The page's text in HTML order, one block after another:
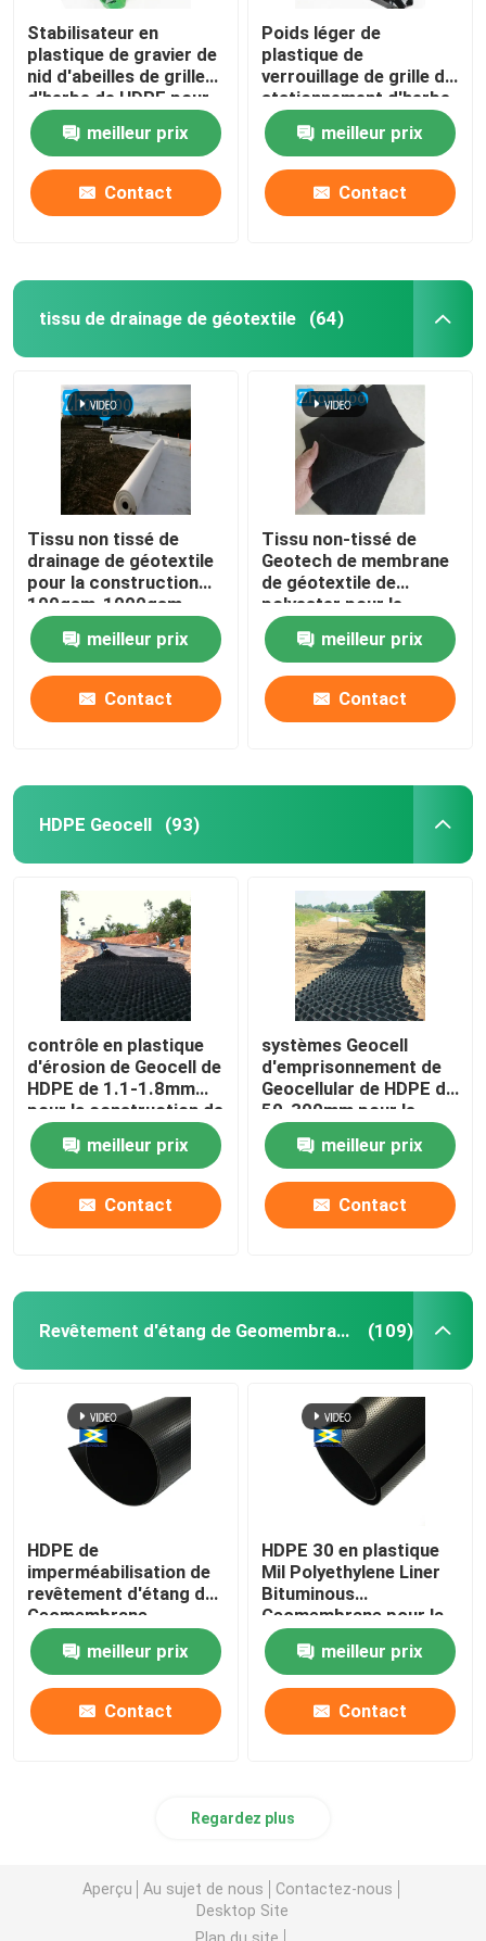
Stabilisateur en
plastique de gravier de
nid d'abeilles de grille
d'herbe de HDPE pour
le parking de paysage
meilleur prix
Contact
Poids léger de
plastique de
verrouillage de grille de
stationnement d'herbe
de machines à paver de
grille de Geomeilleur prix
Contact
tissu de drainage de géotextile (64)
Tissu non tissé de
drainage de géotextile
pour la construction
100gsm-1000gsm
meilleur prix
Contact
Tissu non-tissé de
Geotech de membrane
de géotextile de
polyester pour le
drainage
meilleur prix
Contact
HDPE Geocell (93)
contrôle en plastique
d'érosion de Geocell de
HDPE de 1.1-1.8mm
pour la construction de
routes
meilleur prix
Contact
systèmes Geocell
d'emprisonnement de
Geocellular de HDPE de
50-300mm pour le
renfort au sol
meilleur prix
Contact
Revêtement d'étang de Geomembrane (109)
HDPE de
imperméabilisation de
revêtement d'étang de
Geomembrane
d'Underlayment pour le
réservoir de barrage
meilleur prix
Contact
HDPE 30 en plastique
Mil Polyethylene Liner
Bituminous
Geomembrane pour la
pisciculture
meilleur prix
Contact
Regardez plus
Aperçu Au sujet de nous
Contactez-nous
Desktop Site
Plan du site